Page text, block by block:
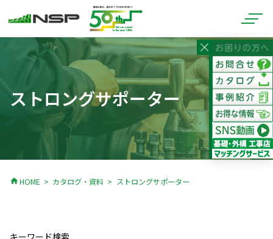
ストロングサポーター
home HOME カタログ・資料 ストロングサポーター
キーワード検索